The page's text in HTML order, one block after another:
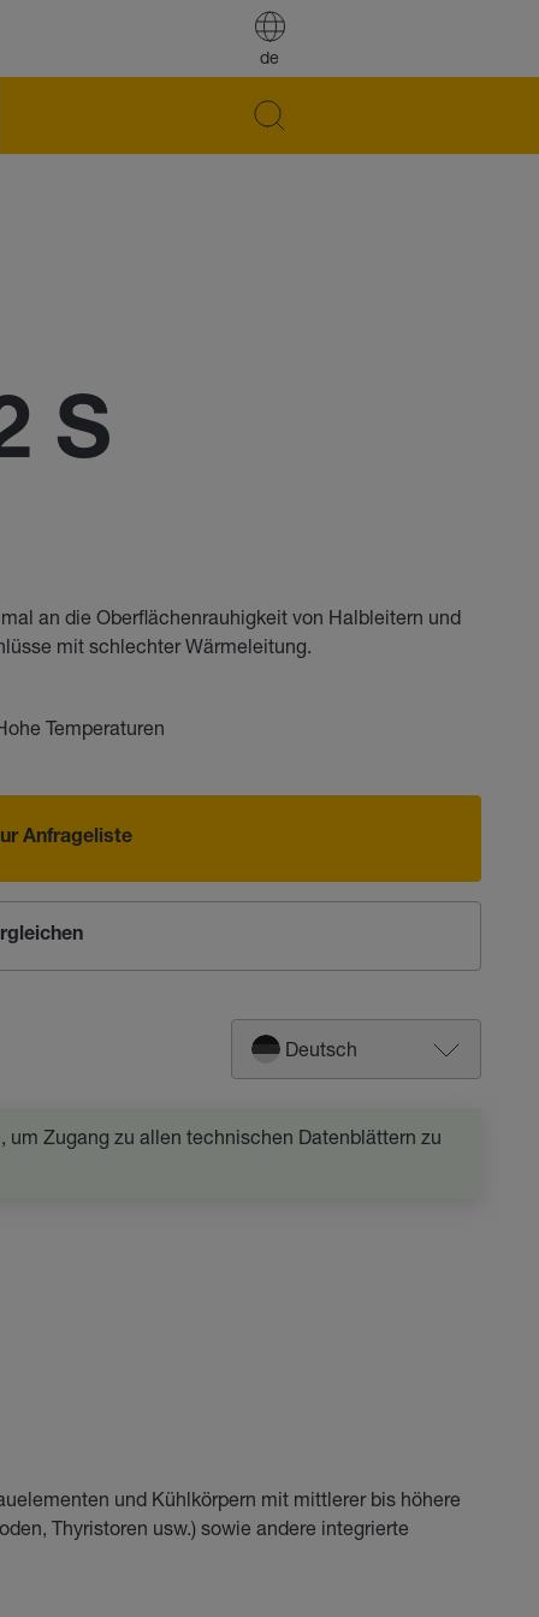
de
S
an die Oberflächenrauhigkeit von Halbleitern und
mit schlechter Wärmeleitung.
Temperaturen
Anfrageliste
Deutsch
Zugang zu allen technischen Datenblättern zu
und Kühlkörpern mit mittlerer bis höhere
Thyristoren usw.) sowie andere integrierte